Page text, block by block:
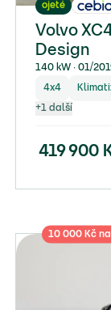
ojeté
Volvo
Design
140 kW ∙ 01/
4x4
+1 další
419 900
10 000 Kč